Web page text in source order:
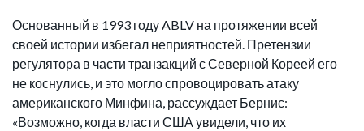
Основанный в 1993 году ABLV на протяжении всей
своей истории избегал неприятностей. Претензии
регулятора в части транзакций с Северной Кореей его
не коснулись, и это могло спровоцировать атаку
американского Минфина, рассуждает Бернис:
«Возможно, когда власти США увидели, что их